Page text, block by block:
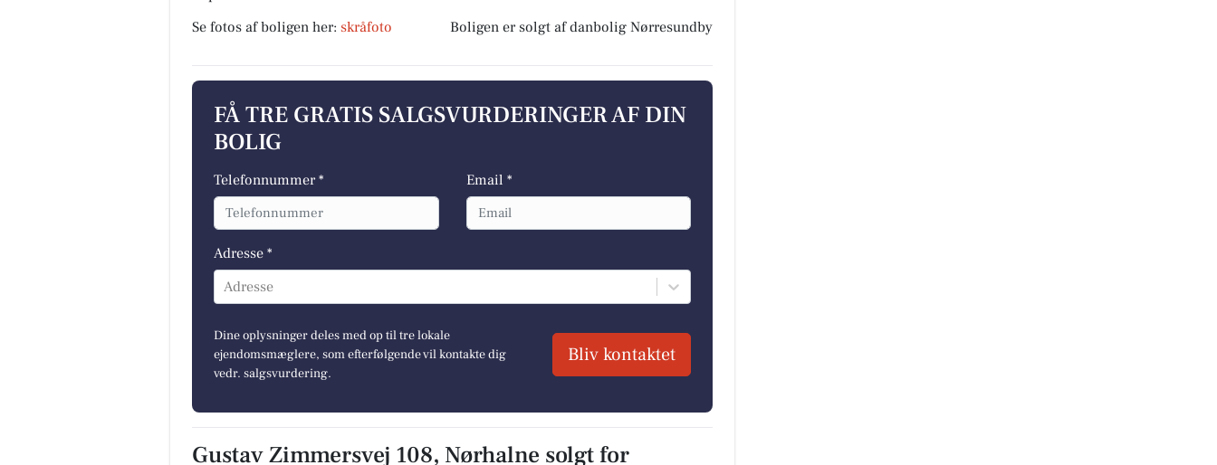
Se fotos af boligen her: skråfoto Boligen er solgt af danbolig Nørresundby
FÅ TRE GRATIS SALGSVURDERINGER AF DIN
BOLIG
Telefonnummer * Email *
Adresse *
Adresse
Dine oplysninger deles med op til tre lokale
ejendomsmæglere, som efterfølgende vil kontakte dig
vedr. salgsvurdering.
Bliv kontaktet
Gustav Zimmersvej 108, Nørhalne solgt for